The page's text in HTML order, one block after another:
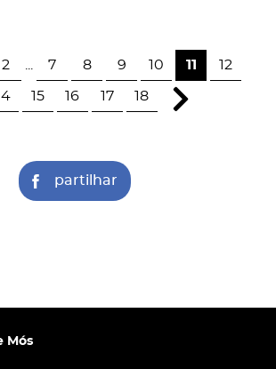
2 7 8 9 10 11 12
15 16 17 18
partilhar
Mós